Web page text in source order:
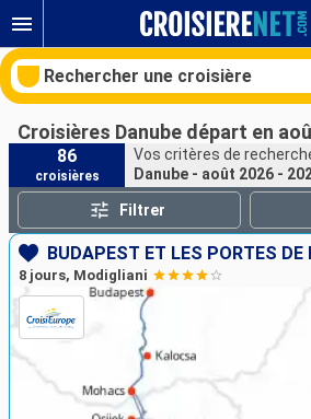
Rechercher une croisière
Nos destinations
Mois de départ
Ports
Rechercher
Croisières Danube départ en
86
croisières
Vos critères de
Danube - août 2026 -
Filtrer
BUDAPEST ET LES PORTES DE
8 jours, Modigliani